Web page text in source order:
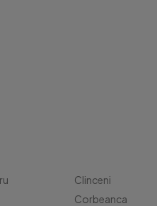
Clinceni
Corbeanca